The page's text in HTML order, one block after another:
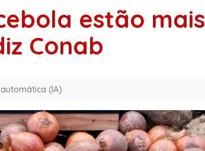
estão mais
Conab
(IA)